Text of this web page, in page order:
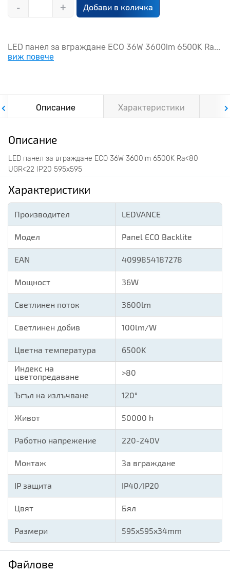
- + Добави в количка
LED панел за вграждане ECO 36W 3600lm 6500K Ra...
виж повече
Описание Характеристики
Описание
LED панел за вграждане ECO 36W 3600lm 6500K Ra<80
UGR<22 IP20 595x595
Характеристики
Производител LEDVANCE
Модел Panel ECO Backlite
EAN 4099854187278
Мощност 36W
Светлинен поток 3600lm
Светлинен добив 100lm/W
Цветна температура
6500K
Индекс на
цветопредаване
>80
Ъгъл на излъчване 120°
Живот 50000 h
Работно напрежение 220-240V
Монтаж За вграждане
IP защита IP40/IP20
Цвят Бял
Размери 595x595x34mm
Файлове